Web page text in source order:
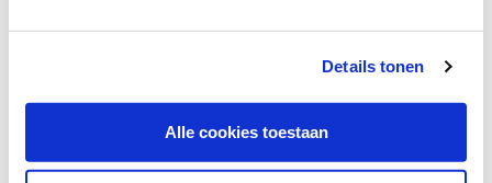
Details tonen
Alle cookies toestaan
Op voorraad
Fein accessoireset schuren Starlock
Artikelnummer: 9345718